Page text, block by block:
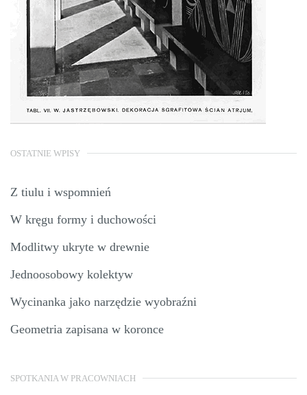
OSTATNIE WPISY
Z tiulu i wspomnień
W kręgu formy i duchowości
Modlitwy ukryte w drewnie
Jednoosobowy kolektyw
Wycinanka jako narzędzie wyobraźni
Geometria zapisana w koronce
SPOTKANIA W PRACOWNIACH